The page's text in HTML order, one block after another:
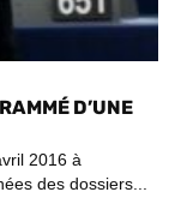
D’UNE
2016 à
des dossiers...